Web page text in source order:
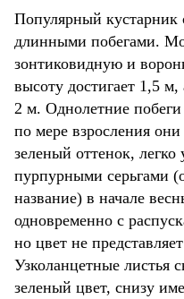
Популярный
длинными побегами.
зонтиковидную и
высоту достигает 1,5 м,
2 м. Однолетние побеги
по мере взросления
зеленый оттенок,
пурпурными серьгами
название) в начале
одновременно с
но цвет не
Узколанцетные листья
зеленый цвет, снизу